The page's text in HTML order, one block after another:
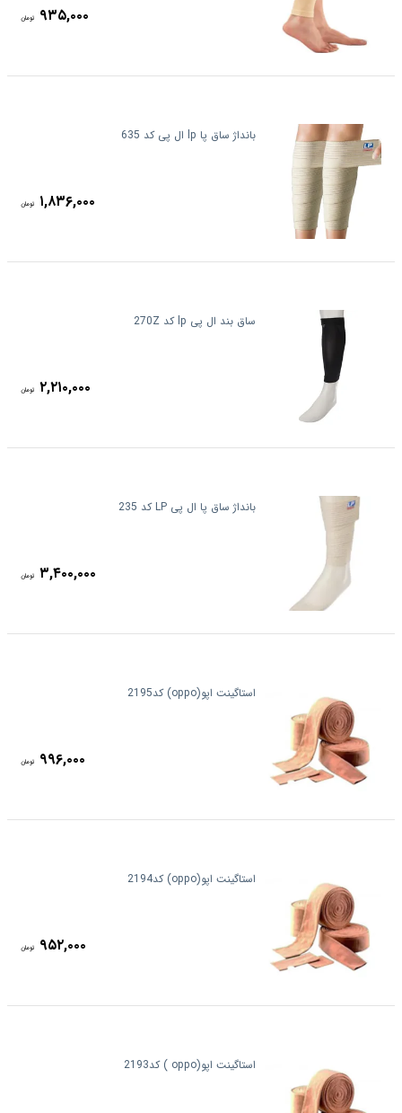
۹۳۵,۰۰۰ تومان
بانداژ ساق پا lp ال پی کد 635
۱,۸۳۶,۰۰۰ تومان
ساق بند ال پی lp کد 270Z
۲,۲۱۰,۰۰۰ تومان
بانداژ ساق پا ال پی LP کد 235
۳,۴۰۰,۰۰۰ تومان
استاگینت اپو(oppo) کد2195
۹۹۶,۰۰۰ تومان
استاگینت اپو(oppo) کد2194
۹۵۲,۰۰۰ تومان
استاگینت اپو(oppo ) کد2193